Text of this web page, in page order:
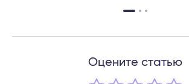
Оцените статью